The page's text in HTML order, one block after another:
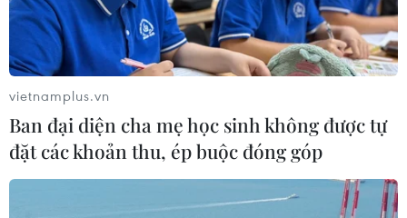
Interpol phát lệnh truy nã “góa phụ trắng”
quốc tế
27/09/2013 04:07
Tổ chức Cảnh sát quốc tế (Interpol) ngày 26/9 phát lệnh
truy nã với Samantha Lewthwaite - phụ nữ Anh có biệt
vietnamplus.vn
Ban đại diện cha mẹ học sinh không được tự
đặt các khoản thu, ép buộc đóng góp